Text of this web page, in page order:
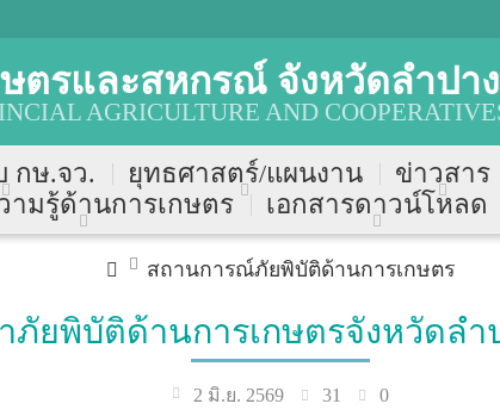
ตรและสหกรณ์ จังหวัดลำปาง
AGRICULTURE AND
กษ.จว. ยุทธศาสตร์/แผนงาน ข่าวสาร
ามรู้ด้านการเกษตร
เอกสารดาวน์โหลด
สถานการณ์ภัยพิบัติด้านการเกษตร
พิบัติด้านการเกษตรจังหวัดลำ
2 มิ.ย. 2569 31 0